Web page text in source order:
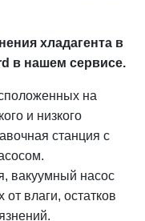
хладагента в
в нашем сервисе.
на
и низкого
станция с
вакуумный насос
влаги, остатков